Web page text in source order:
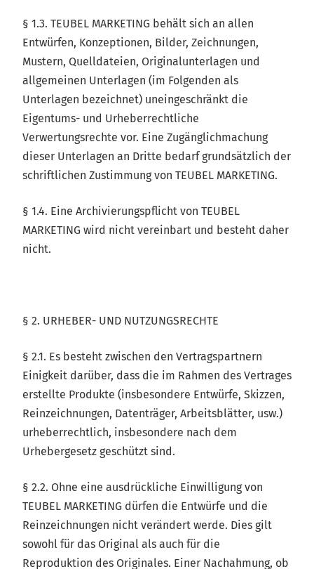
§ 1.3. TEUBEL MARKETING behält sich an allen
Entwürfen, Konzeptionen, Bilder, Zeichnungen,
Mustern, Quelldateien, Originalunterlagen und
allgemeinen Unterlagen (im Folgenden als
Unterlagen bezeichnet) uneingeschränkt die
Eigentums- und Urheberrechtliche
Verwertungsrechte vor. Eine Zugänglichmachung
dieser Unterlagen an Dritte bedarf grundsätzlich der
schriftlichen Zustimmung von TEUBEL MARKETING.
§ 1.4. Eine Archivierungspflicht von TEUBEL
MARKETING wird nicht vereinbart und besteht daher
nicht.
§ 2. URHEBER- UND NUTZUNGSRECHTE
§ 2.1. Es besteht zwischen den Vertragspartnern
Einigkeit darüber, dass die im Rahmen des Vertrages
erstellte Produkte (insbesondere Entwürfe, Skizzen,
Reinzeichnungen, Datenträger, Arbeitsblätter, usw.)
urheberrechtlich, insbesondere nach dem
Urhebergesetz geschützt sind.
§ 2.2. Ohne eine ausdrückliche Einwilligung von
TEUBEL MARKETING dürfen die Entwürfe und die
Reinzeichnungen nicht verändert werde. Dies gilt
sowohl für das Original als auch für die
Reproduktion des Originales. Einer Nachahmung, ob